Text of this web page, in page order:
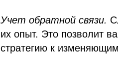
Учет обратной связи.
их опыт. Это позволит
стратегию к